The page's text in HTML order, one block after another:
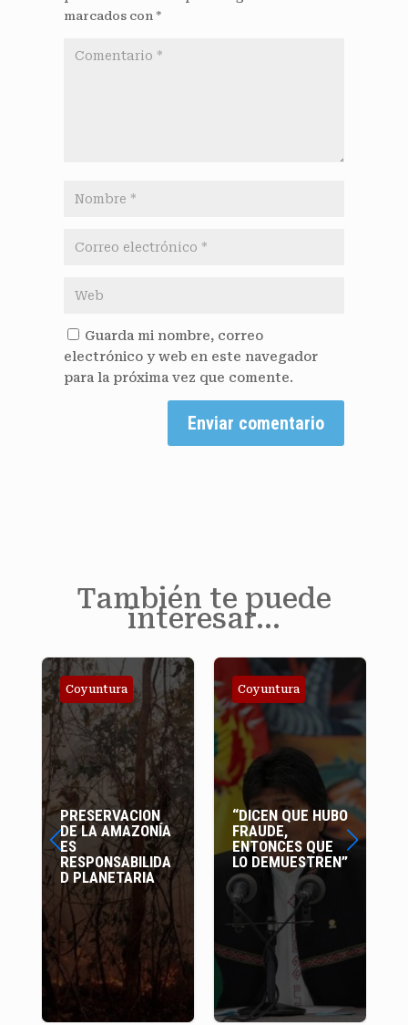
marcados con *
Guarda mi nombre, correo
electrónico y web en este navegador
para la próxima vez que comente.
Enviar comentario
También te puede
interesar…
Coyuntura
PRESERVACION
DE LA AMAZONÍA
ES
RESPONSABILIDA
D PLANETARIA
Coyuntura
“DICEN QUE HUBO
FRAUDE,
ENTONCES QUE
LO DEMUESTREN”